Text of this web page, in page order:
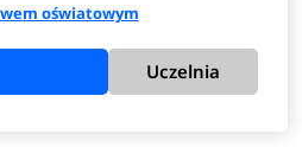
oświatowym
Uczelnia